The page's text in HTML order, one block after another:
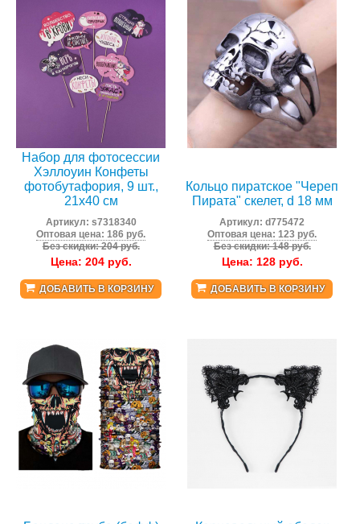
Набор для фотосессии
Хэллоуин Конфеты
фотобутафория, 9 шт.,
21х40 см
Артикул: s7318340
Оптовая цена: 186 руб.
Без скидки: 204 руб.
Цена: 204руб.
ДОБАВИТЬ В КОРЗИНУ
Кольцо пиратское "Череп
Пирата" скелет, d 18 мм
Артикул:d775472
Оптовая цена: 123 руб.
Без скидки: 148 руб.
Цена: 128руб.
ДОБАВИТЬ В КОРЗИНУ